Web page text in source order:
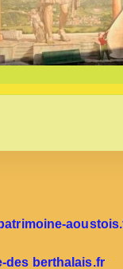
des berthalais.fr